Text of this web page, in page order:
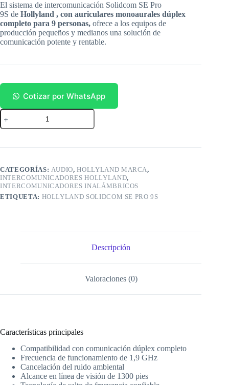
El sistema de intercomunicación Solidcom SE Pro
9S de Hollyland , con auriculares monoaurales dúplex
completo para 9 personas, ofrece a los equipos de
producción pequeños y medianos una solución de
comunicación potente y rentable.
Cotizar por WhatsApp
Hollyland
Solidcom
SE
9S
CATEGORÍAS: AUDIO,HOLLYLAND MARCA,
INTERCOMUNICADORES HOLLYLAND,
INTERCOMUNICADORES INALÁMBRICOS
ETIQUETA: HOLLYLAND SOLIDCOM SE PRO 9S
Descripción
Valoraciones (0)
Características principales
Compatibilidad con comunicación dúplex completo
Frecuencia de funcionamiento de 1,9 GHz
Cancelación del ruido ambiental
Alcance en línea de visión de 1300 pies